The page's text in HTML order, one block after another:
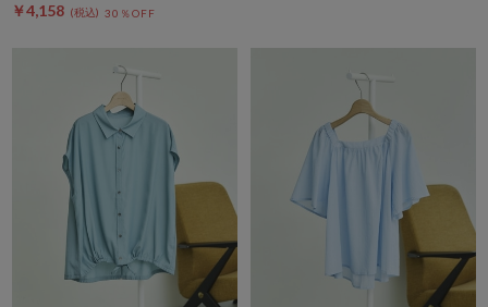
￥4,158 30％OFF